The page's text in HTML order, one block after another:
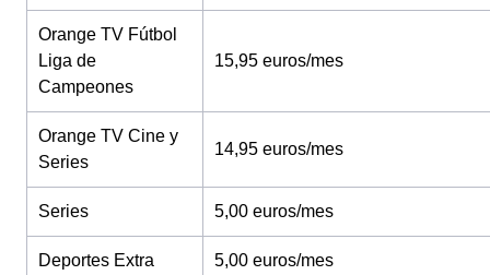
Orange TV Fútbol
Liga de
Campeones
15,95 euros/mes
Orange TV Cine y
Series
14,95 euros/mes
Series 5,00 euros/mes
Deportes Extra 5,00 euros/mes